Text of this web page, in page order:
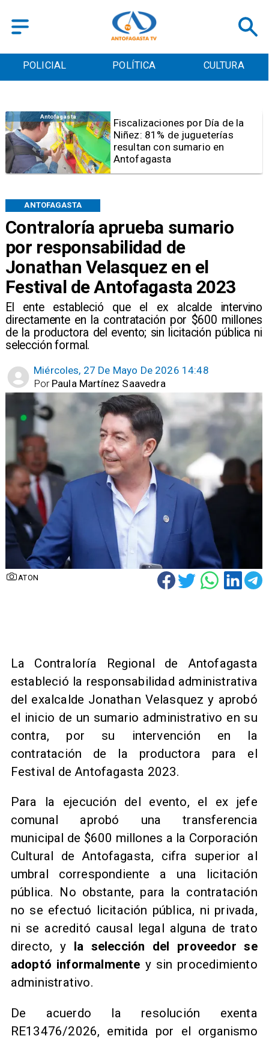
POLICIAL POLÍTICA CULTURA
Contraloría aprueba sumario
por responsabilidad de
Jonathan Velasquez en el
Festival de Antofagasta 2023
El ente estableció que el ex alcalde intervino
directamente en la contratación por $600 millones
de la productora del evento; sin licitación pública ni
selección formal.
ANTOFAGASTA
Miércoles, 27 De Mayo De 2026 14:48
Paula Martínez Saavedra
Por
ATON
Antofagasta
Tribunal frena opción de pena
mixta para Karen Rojo por ahora
La Contraloría Regional de Antofagasta
estableció la responsabilidad administrativa
del exalcalde Jonathan Velasquez y aprobó
el inicio de un sumario administrativo en su
contra, por su intervención en la
contratación de la productora para el
Festival de Antofagasta 2023.
Para la ejecución del evento, el ex jefe
comunal aprobó una transferencia
municipal de $600 millones a la Corporación
Cultural de Antofagasta, cifra superior al
umbral correspondiente a una licitación
pública. No obstante, para la contratación
no se efectuó licitación pública, ni privada,
ni se acreditó causal legal alguna de trato
directo, y la selección del proveedor se
adoptó informalmente y sin procedimiento
administrativo.
De acuerdo la resolución exenta
RE13476/2026, emitida por el organismo